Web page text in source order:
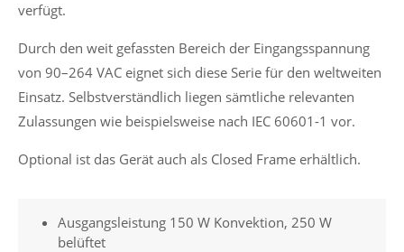
verfügt.
Durch den weit gefassten Bereich der Eingangsspannung
von 90–264 VAC eignet sich diese Serie für den weltweiten
Einsatz. Selbstverständlich liegen sämtliche relevanten
Zulassungen wie beispielsweise nach IEC 60601-1 vor.
Optional ist das Gerät auch als Closed Frame erhältlich.
Ausgangsleistung 150 W Konvektion, 250 W
belüftet